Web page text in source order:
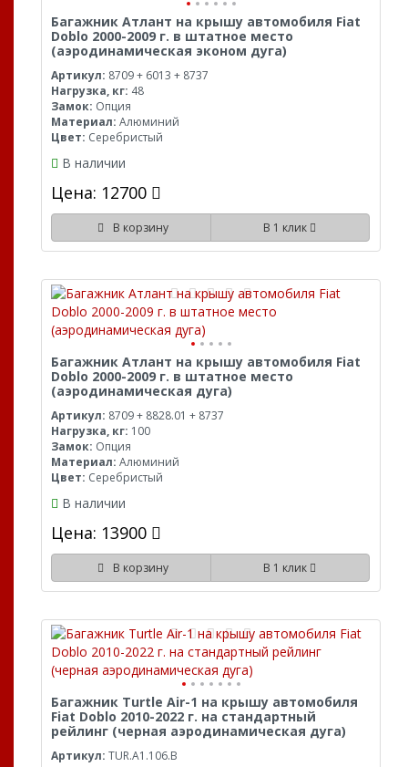
Багажник Атлант на крышу автомобиля Fiat
Doblo 2000-2009 г. в штатное место
(аэродинамическая эконом дуга)
Артикул: 8709 + 6013 + 8737
Нагрузка, кг: 48
Замок: Опция
Материал: Алюминий
Цвет: Серебристый
В наличии
Цена: 12700
В корзину В 1 клик
Багажник Атлант на крышу автомобиля Fiat
Doblo 2000-2009 г. в штатное место
(аэродинамическая дуга)
Артикул: 8709 + 8828.01 + 8737
Нагрузка, кг: 100
Замок: Опция
Материал: Алюминий
Цвет: Серебристый
В наличии
Цена: 13900
В корзину В 1 клик
Багажник Turtle Air-1 на крышу автомобиля
Fiat Doblo 2010-2022 г. на стандартный
рейлинг (черная аэродинамическая дуга)
Артикул: TUR.A1.106.B